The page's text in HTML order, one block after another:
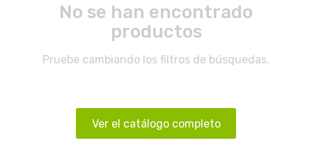
No se han encontrado
productos
Pruebe cambiando los filtros de búsquedas.
Ver el catálogo completo